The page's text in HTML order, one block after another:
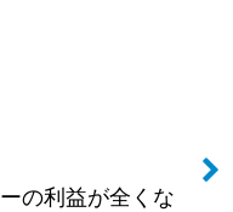
の利益が全くな